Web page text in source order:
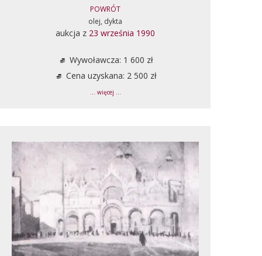
POWRÓT
olej, dykta
aukcja z 23 września 1990
Wywoławcza: 1 600 zł
Cena uzyskana: 2 500 zł
... więcej ...